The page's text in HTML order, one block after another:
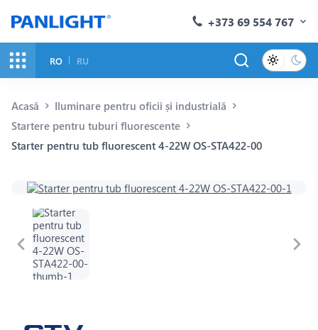
+373 69 554 767
RO RU
Acasă
Iluminare pentru oficii și industrială
Startere pentru tuburi fluorescente
Starter pentru tub fluorescent 4-22W OS-STA422-00